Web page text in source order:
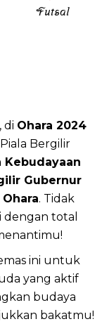
Futsal
di Ohara 2024
Bergilir
Gubernur
. Tidak
dengan total
ini untuk
yang aktif
budaya
bakatmu!